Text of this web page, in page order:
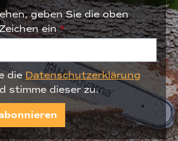
geben Sie die oben
ein*
die Datenschutzerklärung
stimme dieser zu.